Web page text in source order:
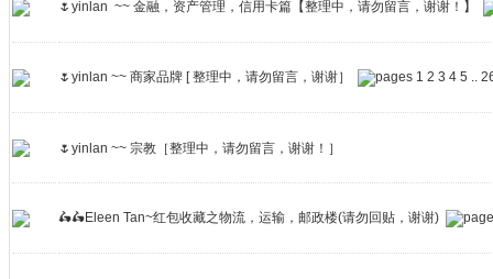
🌷yinlan ~~ 金融，资产管理，信用卡篇【整理中，请勿留言，谢谢！】
🌷yinlan ~~ 商家品牌 [ 整理中，请勿留言，谢谢］ 1 2 3 4 5 ..
🌷yinlan ~~ 宗教［整理中，请勿留言，谢谢！］
🛵🛵Eleen Tan~红包收藏之物流，运输，邮政楼(请勿回贴，谢谢)